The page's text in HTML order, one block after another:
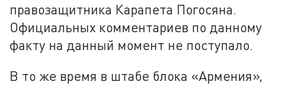
правозащитника Карапета Погосяна.
Официальных комментариев по данному
факту на данный момент не поступало.
В то же время в штабе блока «Армения»,